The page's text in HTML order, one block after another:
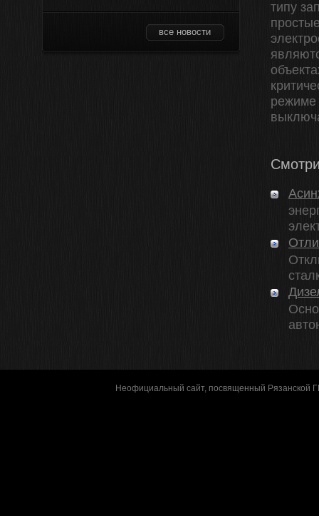
все новости
типу
режиме
Неофициальный сайт, посвященный